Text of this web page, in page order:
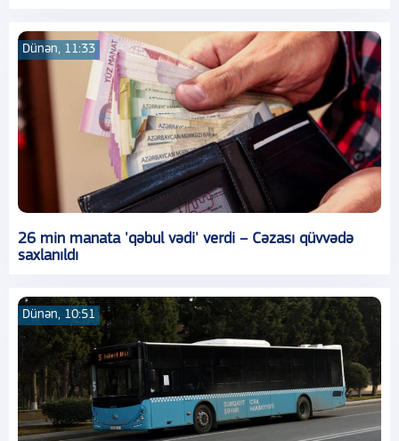
Dünən, 11:33
26 min manata 'qəbul vədi' verdi – Cəzası qüvvədə
saxlanıldı
Dünən, 10:51